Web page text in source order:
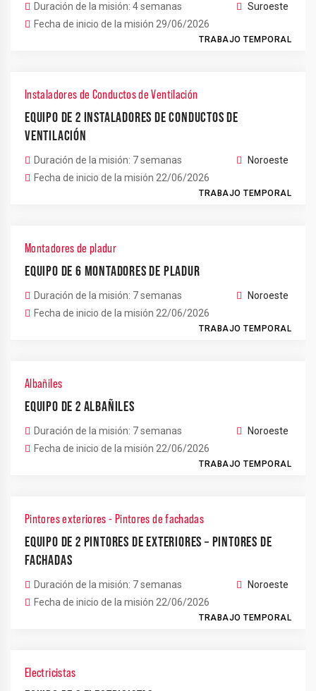
Duración de la misión: 4 semanas
Fecha de inicio de la misión 29/06/2026
Suroeste
TRABAJO TEMPORAL
Instaladores de Conductos de Ventilación
EQUIPO DE 2 INSTALADORES DE CONDUCTOS DE
VENTILACIÓN
Duración de la misión: 7 semanas
Fecha de inicio de la misión 22/06/2026
Noroeste
TRABAJO TEMPORAL
Montadores de pladur
EQUIPO DE 6 MONTADORES DE PLADUR
Duración de la misión: 7 semanas
Fecha de inicio de la misión 22/06/2026
Noroeste
TRABAJO TEMPORAL
Albañiles
EQUIPO DE 2 ALBAÑILES
Duración de la misión: 7 semanas
Fecha de inicio de la misión 22/06/2026
Noroeste
TRABAJO TEMPORAL
Pintores exteriores - Pintores de fachadas
EQUIPO DE 2 PINTORES DE EXTERIORES – PINTORES DE
FACHADAS
Duración de la misión: 7 semanas
Fecha de inicio de la misión 22/06/2026
Noroeste
TRABAJO TEMPORAL
Electricistas